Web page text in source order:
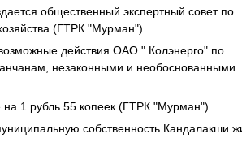
общественный экспертный совет по
(ГТРК "Мурман")
действия ОАО " Колэнерго" по
незаконными и необоснованными
на 1 рубль 55 копеек (ГТРК "Мурман")
собственность Кандалакши